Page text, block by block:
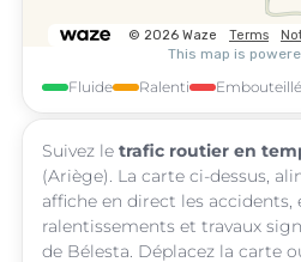
Fluide Ralenti Embouteillé
Suivez le trafic routier en
(Ariège). La carte ci-dessus,
affiche en direct les accidents,
ralentissements et travaux
de Bélesta. Déplacez la carte